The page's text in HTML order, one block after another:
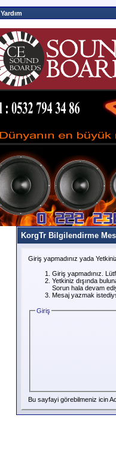
Yardım
KorgTr Bilgilendirme
Giriş yapmadınız yada
Giriş yapmadınız.
Yetkiniz dışında
Sorun hala devam
Mesaj yazmak
Giriş
Bu sayfayi görebilmeniz icin